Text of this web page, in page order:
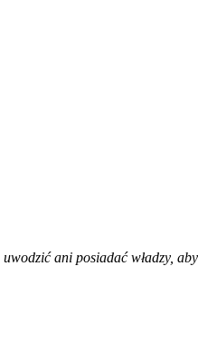
ani posiadać władzy,